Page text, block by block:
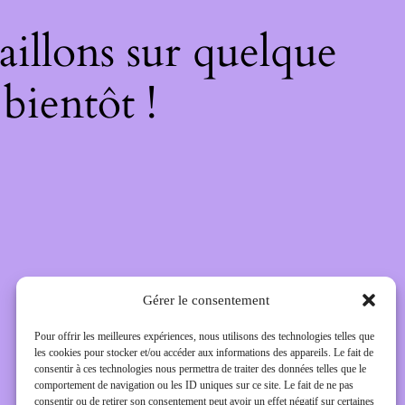
Gérer le consentement
Pour offrir les meilleures expériences, nous utilisons des technologies telles que
les cookies pour stocker et/ou accéder aux informations des appareils. Le fait de
consentir à ces technologies nous permettra de traiter des données telles que le
comportement de navigation ou les ID uniques sur ce site. Le fait de ne pas
consentir ou de retirer son consentement peut avoir un effet négatif sur certaines
sur quelque
!